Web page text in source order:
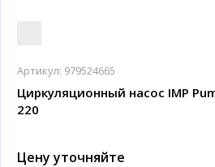
Артикул: 979524665
Циркуляционный насос IMP
220
Цену уточняйте